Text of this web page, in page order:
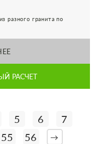
разного гранита по
РАСЧЕТ
5 6
7
55 56 →